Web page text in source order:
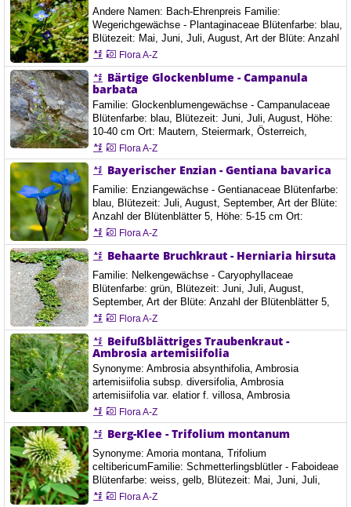
80 Zentimetern. Der behaarte bis kahle Stängel ist
aufrecht oder niederliegend und kann am Grund…
Andere Namen: Bach-Ehrenpreis Familie:
Wegerichgewächse - Plantaginaceae Blütenfarbe: blau,
Blütezeit: Mai, Juni, Juli, August, Art der Blüte: Anzahl
der Blütenblätter 4, Die Bachbunge ist eine mehrjährige
krautige Pflanze, die Wuchshöhen von 30 bis 60
Zentimetern erreicht. Sie besitzt ein kriechendes
Rhizom. Der zylindrische, fleischige Stängel ist hohl.
Von den elliptischen, etwas fleischigen,…
Flora A-Z
Bärtige Glockenblume - Campanula
barbata
Familie: Glockenblumengewächse - Campanulaceae
Blütenfarbe: blau, Blütezeit: Juni, Juli, August, Höhe:
10-40 cm Ort: Mautern, Steiermark, Österreich,
11.6.2020Flora A-Z
Bayerischer Enzian - Gentiana bavarica
Familie: Enziangewächse - Gentianaceae Blütenfarbe:
blau, Blütezeit: Juli, August, September, Art der Blüte:
Anzahl der Blütenblätter 5, Höhe: 5-15 cm Ort:
Timmelsjoch, Österreich, 26. 7. 2020
Flora A-Z
Behaarte Bruchkraut - Herniaria hirsuta
Familie: Nelkengewächse - Caryophyllaceae
Blütenfarbe: grün, Blütezeit: Juni, Juli, August,
September, Art der Blüte: Anzahl der Blütenblätter 5,
Ort: Graz, Puntigam, Österreich, 26.6.2021 Das
Behaarte Bruchkraut ist eine einjährige oder wenige
Jahre ausdauernde, krautige Pflanze. Die
niederliegenden Stängel sind 5 bis 15 Zentimeter lang.
Der Stängel, die Blätter und der Kelch sind auffallend…
Flora A-Z
Beifußblättriges Traubenkraut -
Ambrosia artemisiifolia
Synonyme: Ambrosia absynthifolia, Ambrosia
artemisiifolia subsp. diversifolia, Ambrosia
artemisiifolia var. elatior f. villosa, Ambrosia
artemisiifolia var. jamaicensis, Ambrosia artemisiifolia
var. octocornis, Ambrosia artemisiifolia var.
quadricornis, Ambrosia diversifolia, Ambrosia elata,
Ambrosia elatior, Ambrosia elatior var. heterophylla,
Ambrosia glandulosa, Ambrosia heterophylla, Ambrosia
longistylus,…
Flora A-Z
Berg-Klee - Trifolium montanum
Synonyme: Amoria montana, Trifolium
celtibericumFamilie: Schmetterlingsblütler - Faboideae
Blütenfarbe: weiss, gelb, Blütezeit: Mai, Juni, Juli,
August, Art der Blüte: Blütenstand Korb, Ort:
Flora A-Z